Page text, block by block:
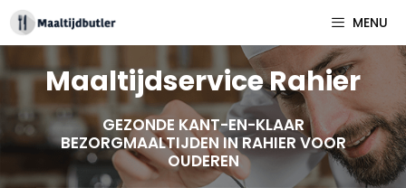
Spring
naar
inhoud
MENU
Maaltijdservice Rahier
GEZONDE KANT-EN-KLAAR
BEZORGMAALTIJDEN IN RAHIER VOOR
OUDEREN